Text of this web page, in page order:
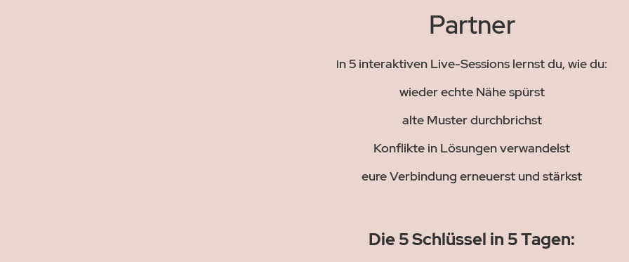
Partner
In 5 interaktiven Live-Sessions lernst du, wie du:
wieder echte Nähe spürst
alte Muster durchbrichst
Konflikte in Lösungen verwandelst
eure Verbindung erneuerst und stärkst
Die 5 Schlüssel in 5 Tagen: